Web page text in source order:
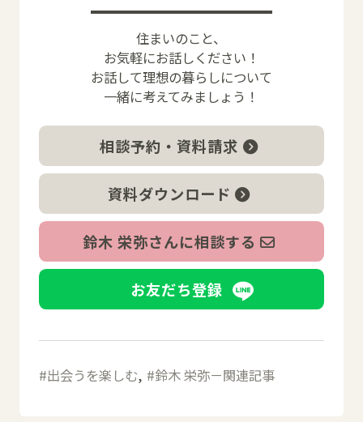
住まいのこと、
お気軽にお話しください！
お話して理想の暮らしについて
一緒に考えてみましょう！
相談予約・資料請求
資料ダウンロード
鈴木 栄弥さんに相談する
お友だち登録
出会うを楽しむ 鈴木 栄弥－関連記事